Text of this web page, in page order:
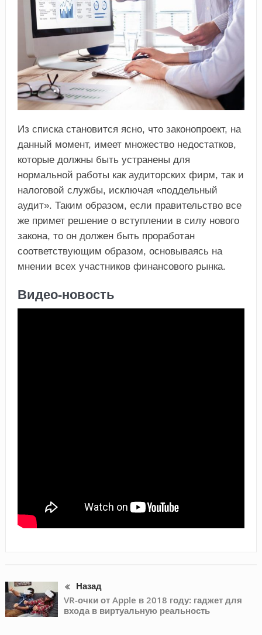
Из списка становится ясно, что законопроект, на
данный момент, имеет множество недостатков,
которые должны быть устранены для
нормальной работы как аудиторских фирм, так и
налоговой службы, исключая «поддельный
аудит». Таким образом, если правительство все
же примет решение о вступлении в силу нового
закона, то он должен быть проработан
соответствующим образом, основываясь на
мнении всех участников финансового рынка.
Видео-новость
Назад
VR-очки от Apple в 2018 году: гаджет для
входа в виртуальную реальность